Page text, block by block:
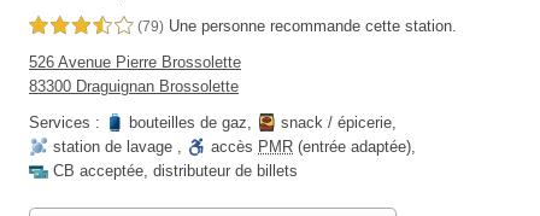
3,5 étoiles sur 5 (79) Une personne recommande cette station.
526 Avenue Pierre Brossolette
83300 Draguignan Brossolette
Services :
bouteilles de gaz, snack / épicerie,
station de lavage , accès PMR (entrée adaptée),
CB acceptée, distributeur de billets